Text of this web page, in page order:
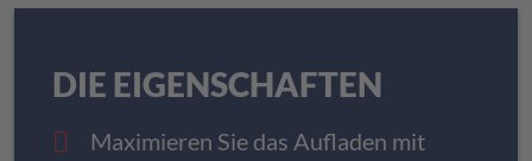
DIE EIGENSCHAFTEN
Maximieren Sie das Aufladen mit